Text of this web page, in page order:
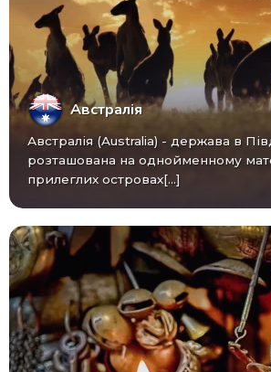
Австралія
Австралія (Australia) - ​​держава в Південній півкулі,
розташована на однойменному
прилеглих островах[...]